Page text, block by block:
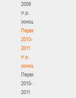
2009
гг.р.
(юноши)
Первенство
2010-
2011
гг.р.
(юноши)
Первенство
2010-
2011